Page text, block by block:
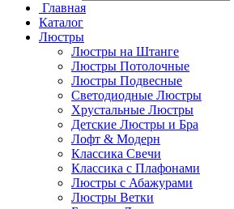
Главная
Каталог
Люстры
Люстры на Штанге
Люстры Потолочные
Люстры Подвесные
Светодиодные Люстры
Хрустальные Люстры
Детские Люстры и Бра
Лофт & Модерн
Классика Свечи
Классика с Плафонами
Люстры с Абажурами
Люстры Ветки